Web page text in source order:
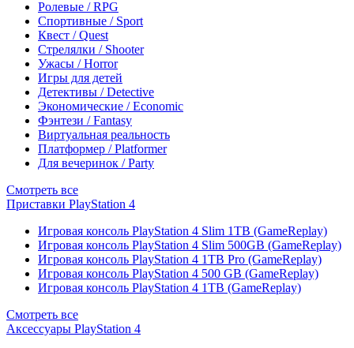
Ролевые / RPG
Спортивные / Sport
Квест / Quest
Стрелялки / Shooter
Ужасы / Horror
Игры для детей
Детективы / Detective
Экономические / Economic
Фэнтези / Fantasy
Виртуальная реальность
Платформер / Platformer
Для вечеринок / Party
Смотреть все
Приставки PlayStation 4
Игровая консоль PlayStation 4 Slim 1TB (GameReplay)
Игровая консоль PlayStation 4 Slim 500GB (GameReplay)
Игровая консоль PlayStation 4 1TB Pro (GameReplay)
Игровая консоль PlayStation 4 500 GB (GameReplay)
Игровая консоль PlayStation 4 1TB (GameReplay)
Смотреть все
Аксессуары PlayStation 4